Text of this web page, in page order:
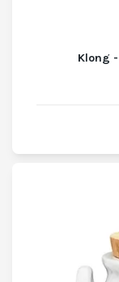
Klong